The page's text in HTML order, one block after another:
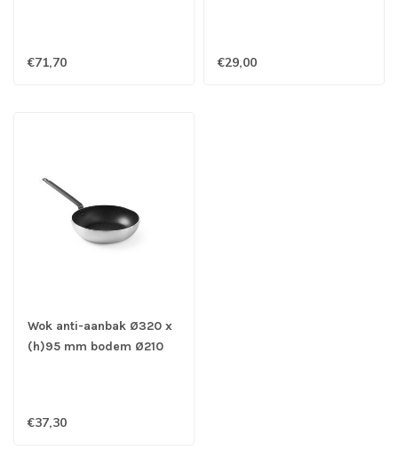
€71,70 €29,00
Wok anti-aanbak Ø320 x
(h)95 mm bodem Ø210
€37,30